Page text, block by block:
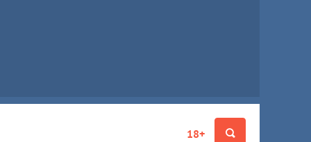
18+